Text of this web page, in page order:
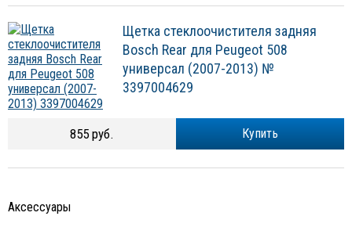
Щетка стеклоочистителя задняя
Bosch Rear для Peugeot 508
универсал (2007-2013) №
3397004629
Купить
855 руб.
Аксессуары